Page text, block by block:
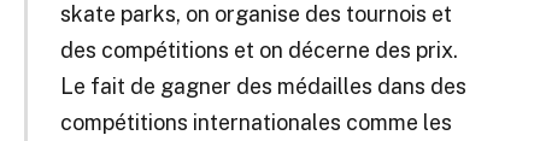
skate parks, on organise des tournois et
des compétitions et on décerne des prix.
Le fait de gagner des médailles dans des
compétitions internationales comme les